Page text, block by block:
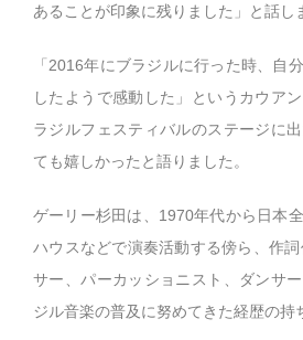
あることが印象に残りました」と話し
「2016年にブラジルに行った時、自
したようで感動した」というカウア
ラジルフェスティバルのステージに
ても嬉しかったと語りました。
ゲーリー杉田は、1970年代から日本
ハウスなどで演奏活動する傍ら、作
サー、パーカッショニスト、ダンサ
ジル音楽の普及に努めてきた経歴の持